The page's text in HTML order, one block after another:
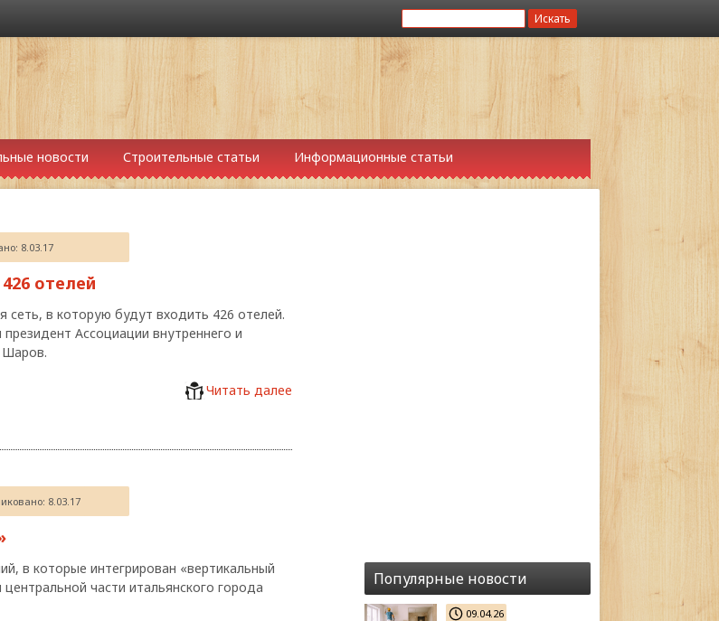
новости Строительные статьи Информационные статьи
8.03.17
отелей
сеть, в которую будут входить 426 отелей.
Ассоциации внутреннего и
Шаров.
Читать далее
8.03.17
в которые интегрирован «вертикальный
части итальянского города
Популярные новости
09.04.26